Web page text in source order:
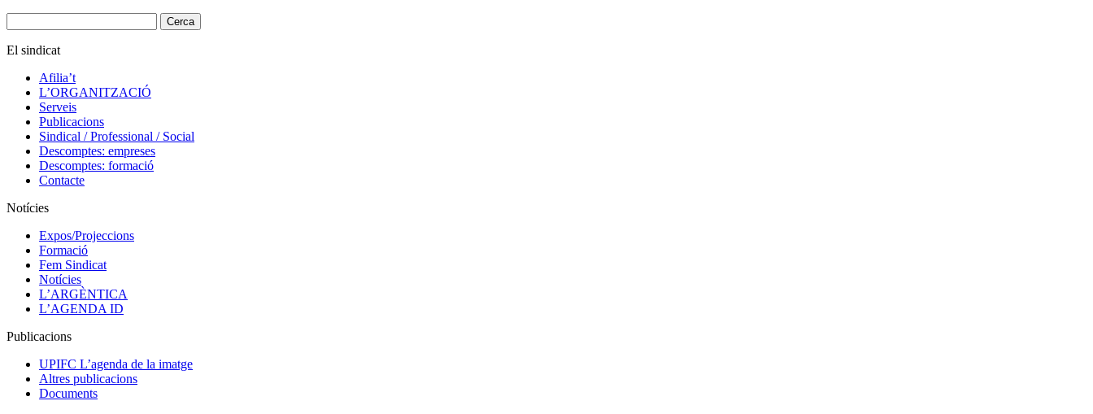
El sindicat
Afilia’t
L’ORGANITZACIÓ
Serveis
Publicacions
Sindical / Professional / Social
Descomptes: empreses
Descomptes: formació
Contacte
Notícies
Expos/Projeccions
Formació
Fem Sindicat
Notícies
L’ARGÈNTICA
L’AGENDA ID
Publicacions
UPIFC L’agenda de la imatge
Altres publicacions
Documents